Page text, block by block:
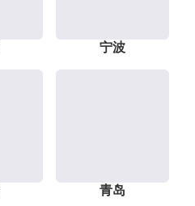
宁波
青岛